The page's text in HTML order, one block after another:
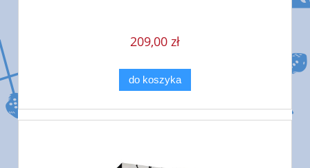
209,00 zł
do koszyka